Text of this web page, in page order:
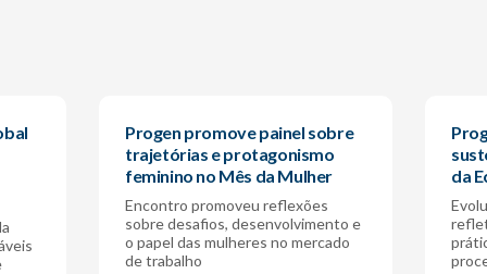
Progen promove painel sobre
trajetórias e protagonismo
feminino no Mês da Mulher
Encontro promoveu reflexões
sobre desafios, desenvolvimento e
o papel das mulheres no mercado
de trabalho
da